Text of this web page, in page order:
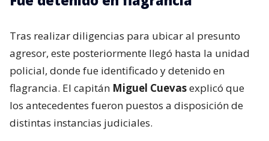
Tras realizar diligencias para ubicar al presunto
agresor, este posteriormente llegó hasta la unidad
policial, donde fue identificado y detenido en
flagrancia. El capitán Miguel Cuevasexplicó que
los antecedentes fueron puestos a disposición de
distintas instancias judiciales.